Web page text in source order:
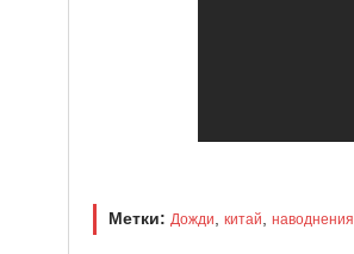
Метки: Дожди, китай, наводнения